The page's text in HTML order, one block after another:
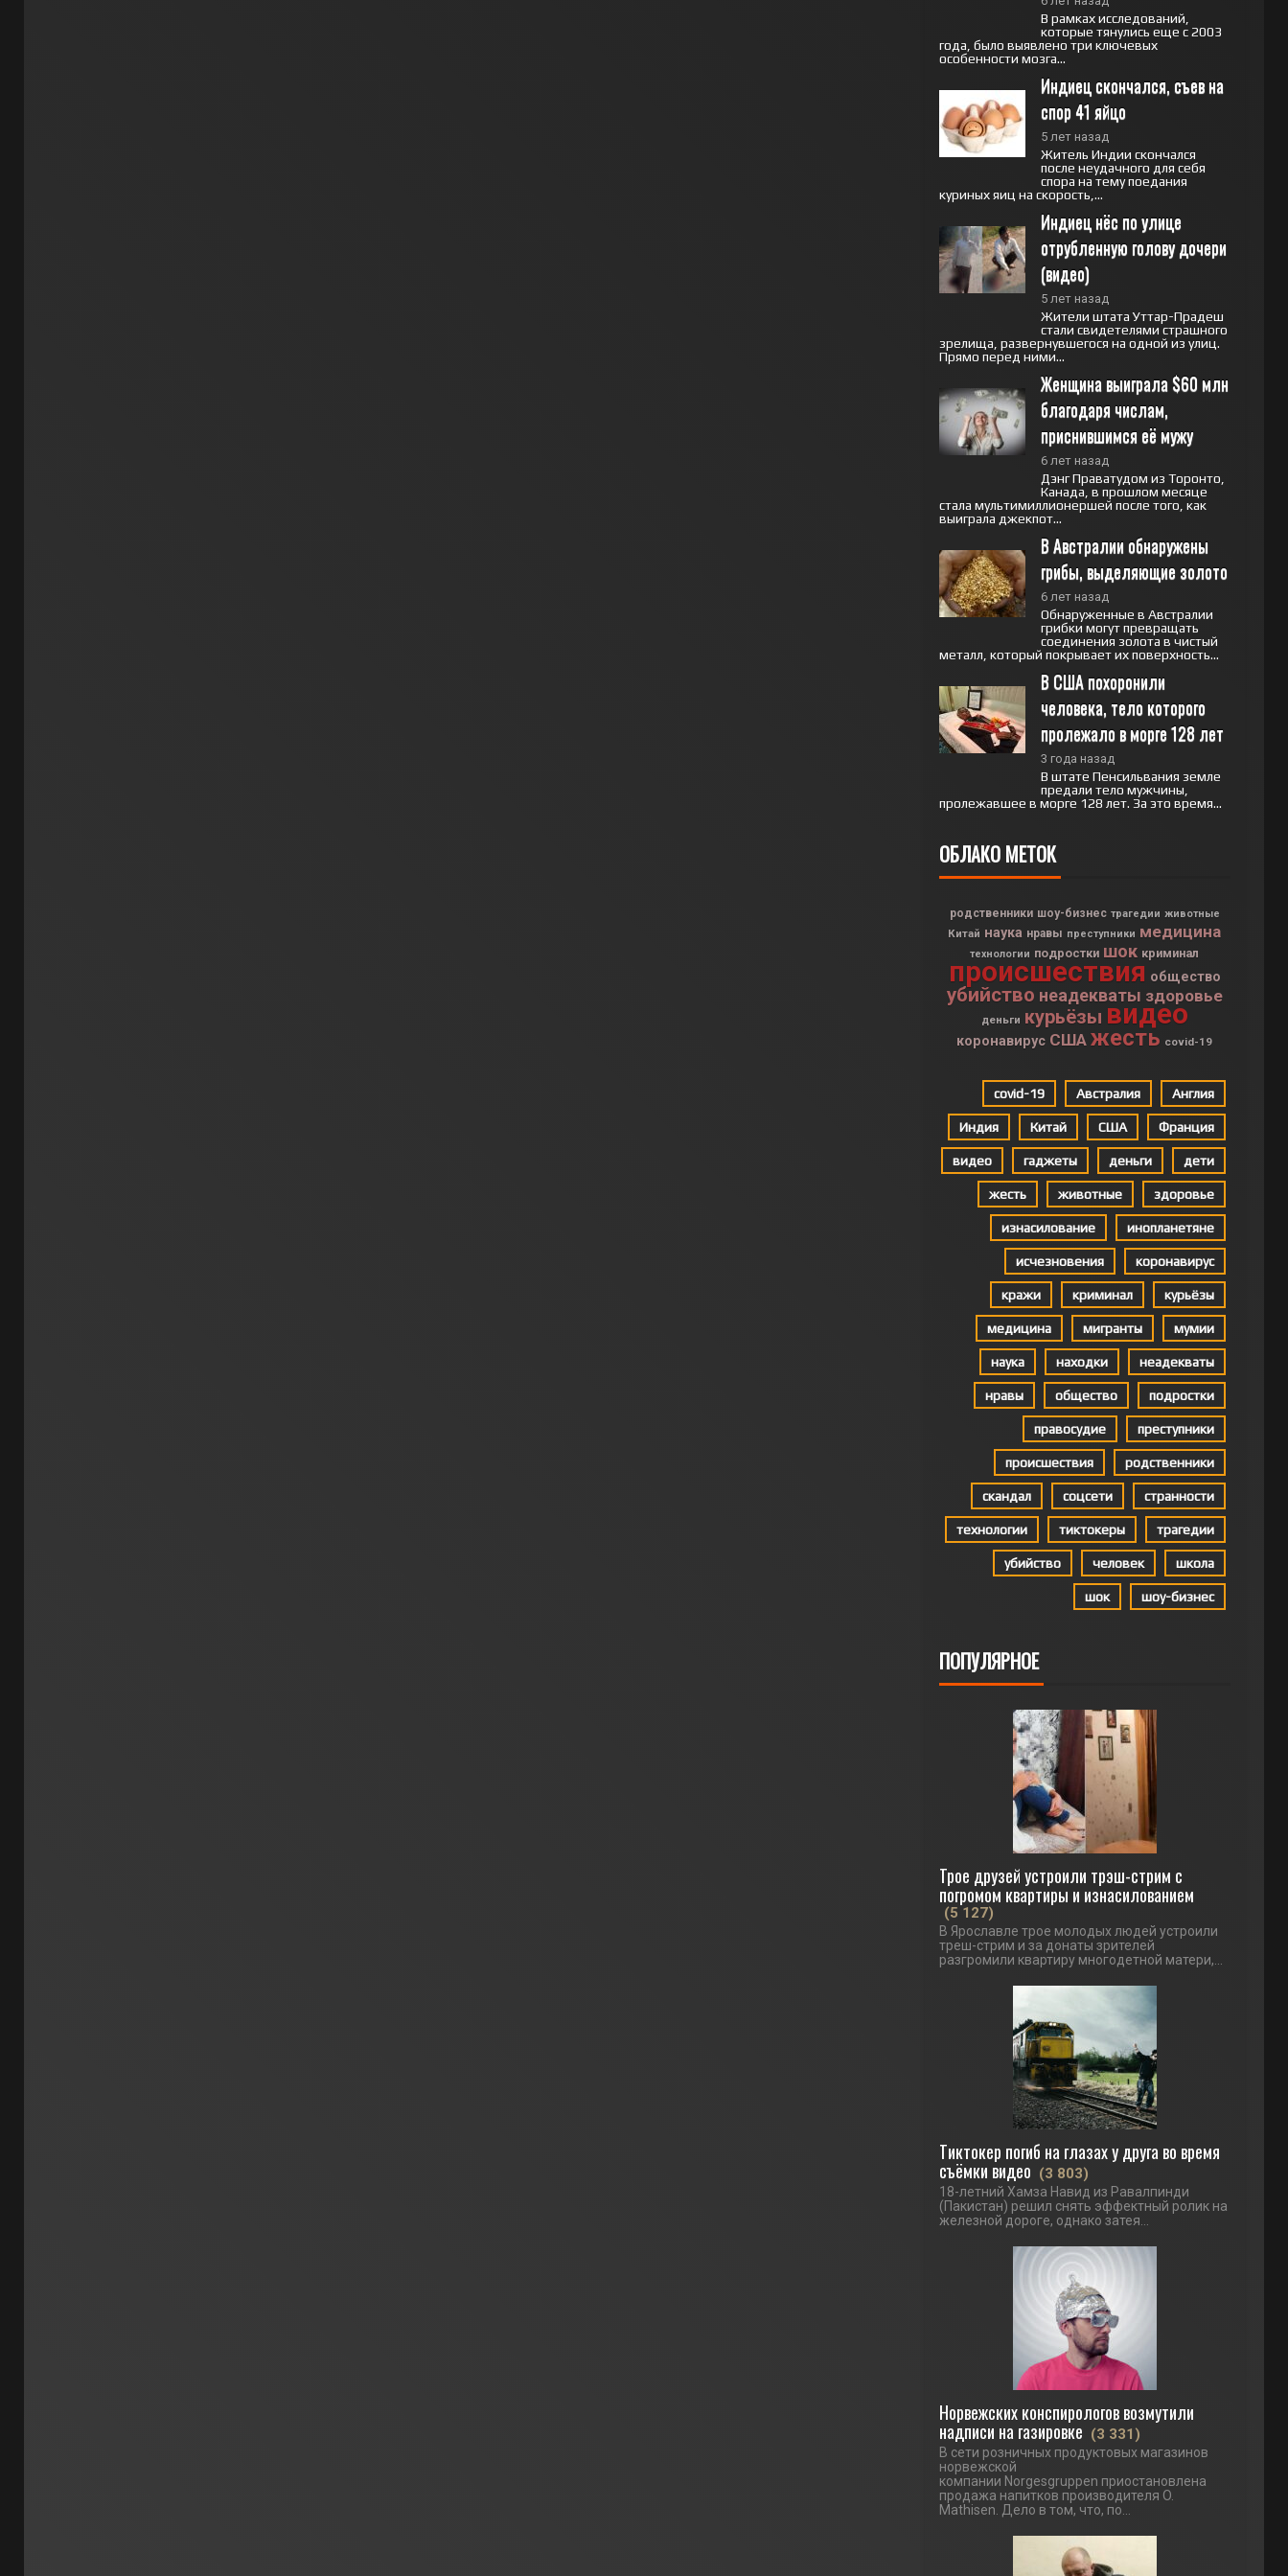
В рамках исследований,
которые тянулись еще с 2003
года, было выявлено три ключевых
особенности мозга...
Индиец скончался, съев на
спор 41 яйцо
5 лет назад
Житель Индии скончался
после неудачного для себя
спора на тему поедания
куриных яиц на скорость,...
Индиец нёс по улице
отрубленную голову дочери
(видео)
5 лет назад
Жители штата Уттар-Прадеш
стали свидетелями страшного
зрелища, развернувшегося на одной из улиц.
Прямо перед ними...
Женщина выиграла $60 млн
благодаря числам,
приснившимся её мужу
6 лет назад
Дэнг Праватудом из Торонто,
Канада, в прошлом месяце
стала мультимиллионершей после того, как
выиграла джекпот...
В Австралии обнаружены
грибы, выделяющие золото
6 лет назад
Обнаруженные в Австралии
грибки могут превращать
соединения золота в чистый
металл, который покрывает их поверхность...
В США похоронили
человека, тело которого
пролежало в морге 128 лет
3 года назад
В штате Пенсильвания земле
предали тело мужчины,
пролежавшее в морге 128 лет. За это время...
ОБЛАКО МЕТОК
родственники шоу-бизнес трагедии животные
Китай наука нравы преступники медицина
технологии подростки шок криминал
происшествия общество
убийство неадекваты здоровье
деньги курьёзы видео
коронавирус США жесть covid-19
covid-19 Австралия Англия
Индия Китай США Франция
видео гаджеты деньги дети
жесть животные здоровье
изнасилование инопланетяне
исчезновения коронавирус
кражи криминал курьёзы
медицина мигранты мумии
наука находки неадекваты
нравы общество подростки
правосудие преступники
происшествия родственники
скандал соцсети странности
технологии тиктокеры трагедии
убийство человек школа
шок шоу-бизнес
ПОПУЛЯРНОЕ
Трое друзей устроили трэш-стрим с
погромом квартиры и изнасилованием
(5 127)
В Ярославле трое молодых людей устроили
треш-стрим и за донаты зрителей
разгромили квартиру многодетной матери,...
Тиктокер погиб на глазах у друга во время
съёмки видео (3 803)
18-летний Хамза Навид из Равалпинди
(Пакистан) решил снять эффектный ролик на
железной дороге, однако затея...
Норвежских конспирологов возмутили
надписи на газировке (3 331)
В сети розничных продуктовых магазинов
норвежской
компании Norgesgruppen приостановлена
продажа напитков производителя O.
Mathisen. Дело в том, что, по...